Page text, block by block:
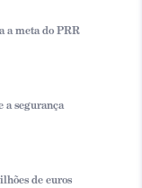
a meta do PRR
a segurança
de euros